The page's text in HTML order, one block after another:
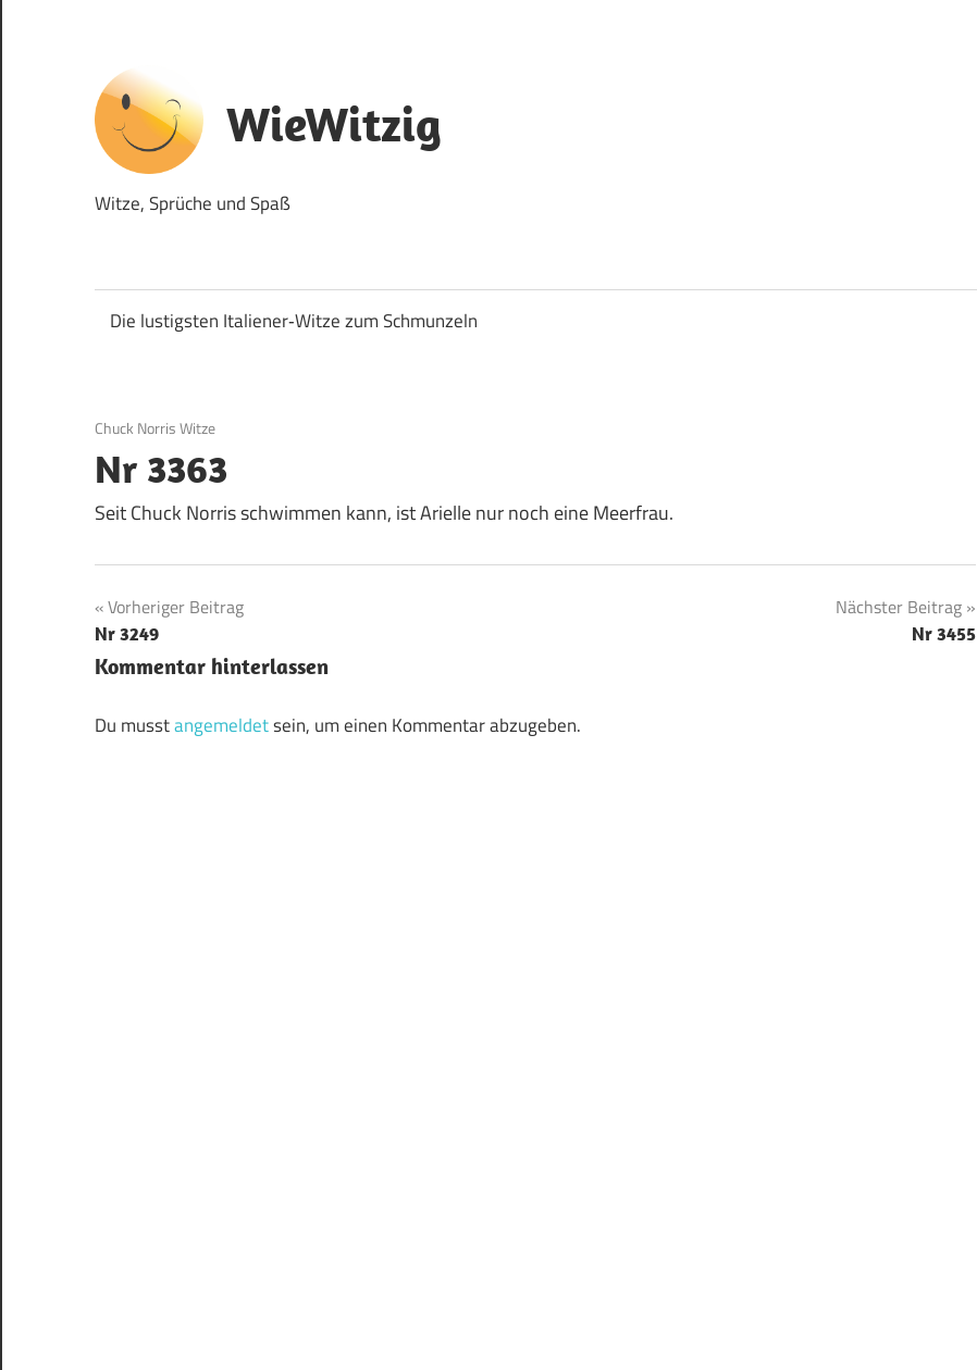
springen
WieWitzig
Witze, Sprüche und Spaß
Die lustigsten Italiener‑Witze zum Schmunzeln
16. Juli 2017
Chuck Norris Witze
Nr 3363
Seit Chuck Norris schwimmen kann, ist Arielle nur noch eine Meerfrau.
Beitragsnavigation
Vorheriger Beitrag
Nr 3249
Nächster Beitrag
Nr 3455
Kommentar hinterlassen
Du musstangemeldetsein, um einen Kommentar abzugeben.